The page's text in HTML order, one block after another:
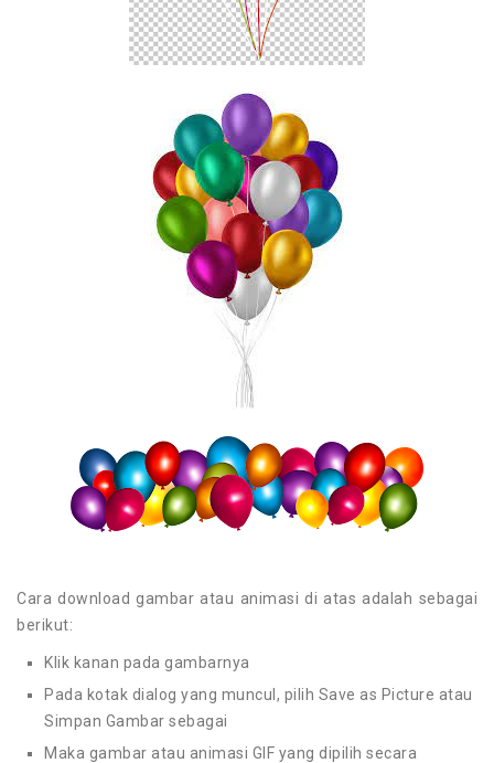
Cara download gambar atau animasi di atas adalah sebagai
berikut:
Klik kanan pada gambarnya
Pada kotak dialog yang muncul, pilih Save as Picture atau
Simpan Gambar sebagai
Maka gambar atau animasi GIF yang dipilih secara